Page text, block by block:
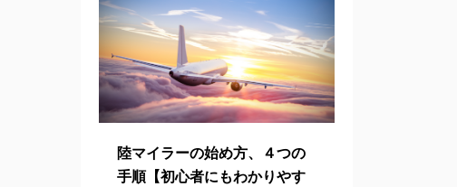
陸マイラーの始め方、４つの
手順【初心者にもわかりやす